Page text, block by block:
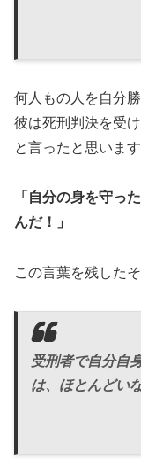
何人もの人を自分
彼は死刑判決を受
と言ったと思いま
「自分の身を守っ
んだ！」
この言葉を残したそ
受刑者で自分自
は、ほとんどい